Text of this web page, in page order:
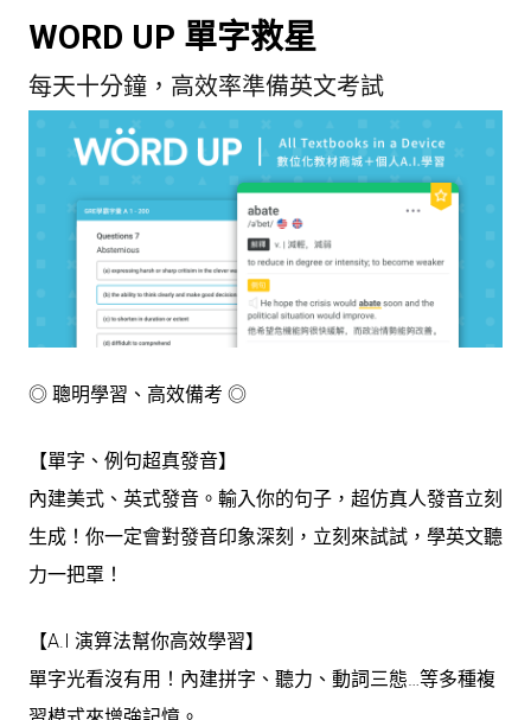
WORD UP 單字救星
每天十分鐘，高效率準備英文考試
◎ 聰明學習、高效備考 ◎
【單字、例句超真發音】
內建美式、英式發音。輸入你的句子，超仿真人發音立刻
生成！你一定會對發音印象深刻，立刻來試試，學英文聽
力一把罩！
【A.I 演算法幫你高效學習】
單字光看沒有用！內建拼字、聽力、動詞三態…等多種複